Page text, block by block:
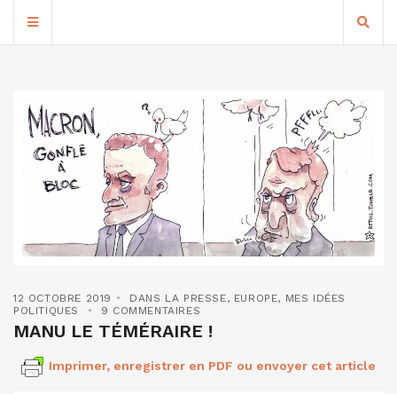
12 OCTOBRE 2019 DANS LA PRESSE, EUROPE, MES IDÉES
POLITIQUES
9 COMMENTAIRES
MANU LE TÉMÉRAIRE !
Imprimer, enregistrer en PDF ou envoyer cet article